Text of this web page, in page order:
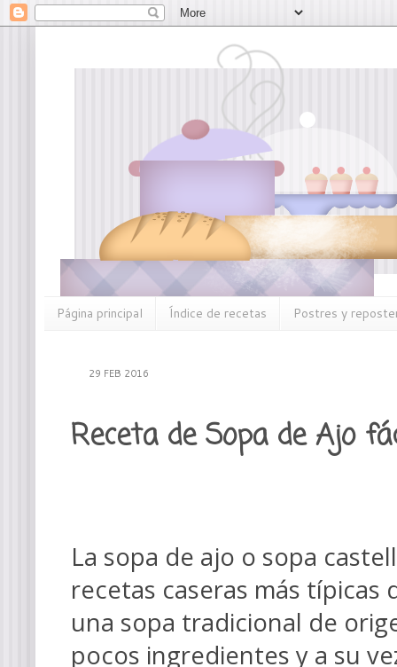
Página principal Índice de recetas Postres y
29 FEB 2016
Receta de Sopa de Ajo
La sopa de ajo o sopa
recetas caseras más
una sopa tradicional de
pocos ingredientes y a su